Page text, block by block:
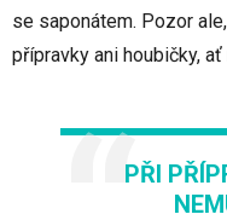
se saponátem. Pozor
přípravky ani houbičky,
PŘI